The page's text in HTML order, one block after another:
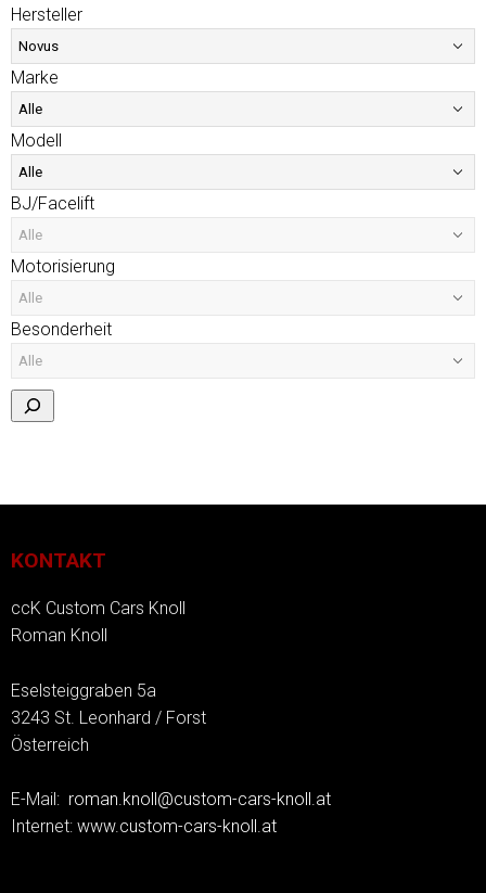
Hersteller
Marke
Modell
BJ/Facelift
Motorisierung
Besonderheit
KONTAKT
ccK Custom Cars Knoll
Roman Knoll
Eselsteiggraben 5a
3243 St. Leonhard / Forst
Österreich
E-Mail: roman.knoll@custom-cars-knoll.at
Internet: www.custom-cars-knoll.at